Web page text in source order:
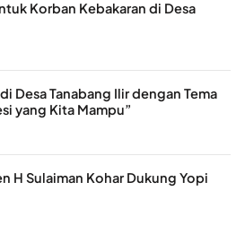
Korban Kebakaran di Desa
Desa Tanabang Ilir dengan Tema
yang Kita Mampu”
H Sulaiman Kohar Dukung Yopi